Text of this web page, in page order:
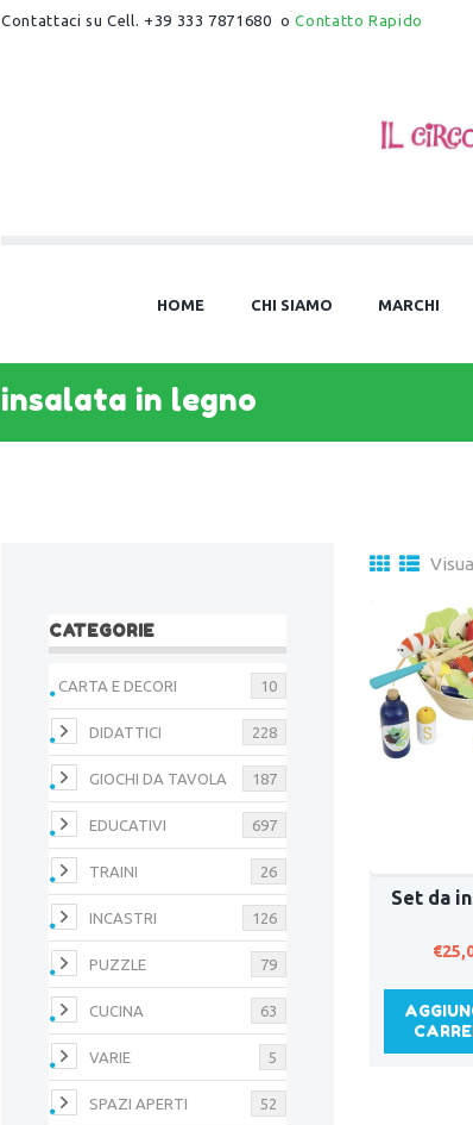
Contattaci su Cell. +39 333 7871680 oContatto Rapido
HOME CHI SIAMO MARCHI
insalata in legno
Set da
€
CATEGORIE
CARTA E DECORI 10
DIDATTICI 228
GIOCHI DA TAVOLA 187
EDUCATIVI 697
TRAINI 26
INCASTRI 126
PUZZLE 79
CUCINA 63
VARIE 5
SPAZI APERTI 52